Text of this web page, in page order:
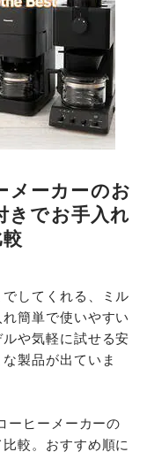
メーカーのお
きでお手入れ
してくれる、ミル
簡単で使いやすい
や気軽に試せる安
製品が出ていま
ーヒーメーカーの
較。おすすめ順に